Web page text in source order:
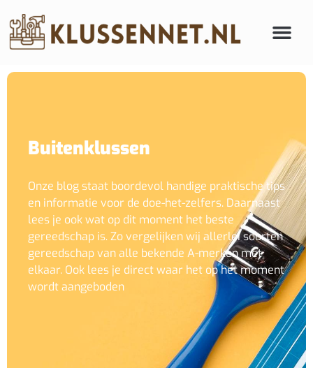
Buitenklussen
Onze blog staat boordevol handige praktische tips
en informatie voor de doe-het-zelfers. Daarnaast
lees je ook wat op dit moment het beste
gereedschap is. Zo vergelijken wij allerlei soorten
gereedschap van alle bekende A-merken met
elkaar. Ook lees je direct waar het op het moment
wordt aangeboden